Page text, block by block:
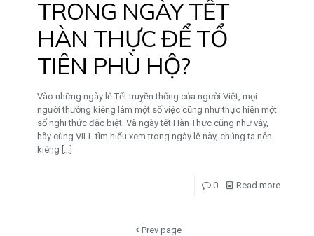
TRONG NGÀY TẾT
HÀN THỰC ĐỂ TỔ
TIÊN PHÙ HỘ?
Vào những ngày lễ Tết truyền thống của người Việt, mọi
người thường kiêng làm một số việc cũng như thực hiện một
số nghi thức đặc biệt. Và ngày tết Hàn Thực cũng như vậy,
hãy cùng VILL tìm hiểu xem trong ngày lễ này, chúng ta nên
kiêng
0 Read more
Prev page